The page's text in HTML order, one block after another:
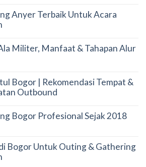
Anyer Terbaik Untuk Acara
Militer, Manfaat & Tahapan Alur
Bogor | Rekomendasi Tempat &
Outbound
Bogor Profesional Sejak 2018
Bogor Untuk Outing & Gathering